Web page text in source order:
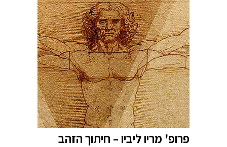
פרופ' מריו ליביו – חיתוך הזהב